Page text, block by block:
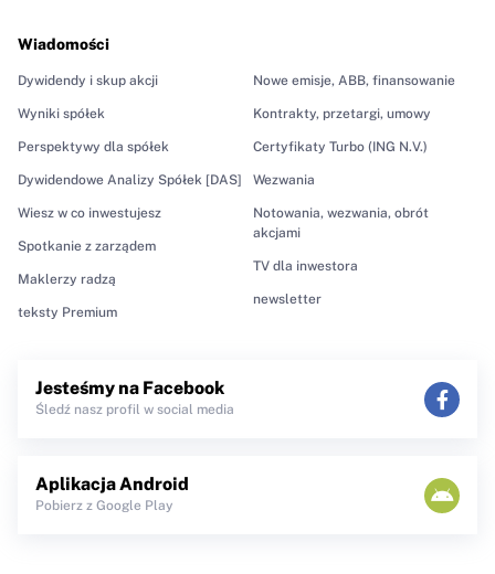
Wiadomości
Dywidendy i skup akcji
Wyniki spółek
Perspektywy dla spółek
Dywidendowe Analizy Spółek [DAS]
Wiesz w co inwestujesz
Spotkanie z zarządem
Maklerzy radzą
teksty Premium
Nowe emisje, ABB, finansowanie
Kontrakty, przetargi, umowy
Certyfikaty Turbo (ING N.V.)
Wezwania
Notowania, wezwania, obrót
akcjami
TV dla inwestora
newsletter
Jesteśmy na Facebook
Śledź nasz profil w social media
Aplikacja Android
Pobierz z Google Play